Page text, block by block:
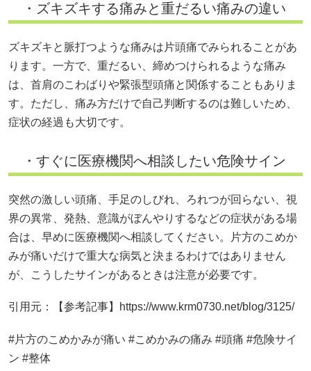
・ズキズキする痛みと重だるい痛みの違い
ズキズキと脈打つような痛みは片頭痛でみられることがあ
ります。一方で、重だるい、締めつけられるような痛み
は、首肩のこわばりや緊張型頭痛と関係することもありま
す。ただし、痛み方だけで自己判断するのは難しいため、
症状の経過も大切です。
・すぐに医療機関へ相談したい危険サイン
突然の激しい頭痛、手足のしびれ、ろれつが回らない、視
界の異常、発熱、意識がぼんやりするなどの症状がある場
合は、早めに医療機関へ相談してください。片方のこめか
みが痛いだけで重大な病気と決まるわけではありません
が、こうしたサインがあるときは注意が必要です。
引用元：【参考記事】https://www.krm0730.net/blog/3125/
#片方のこめかみが痛い #こめかみの痛み #頭痛 #危険サイ
ン #整体